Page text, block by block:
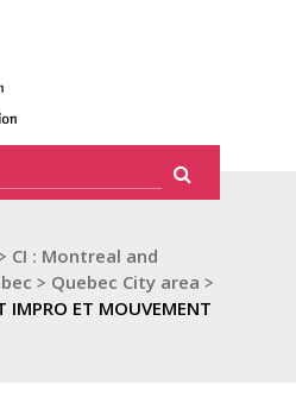
CI : Montreal and
> Quebec City area >
IMPRO ET MOUVEMENT